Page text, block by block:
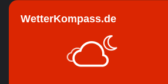
WetterKompass.de